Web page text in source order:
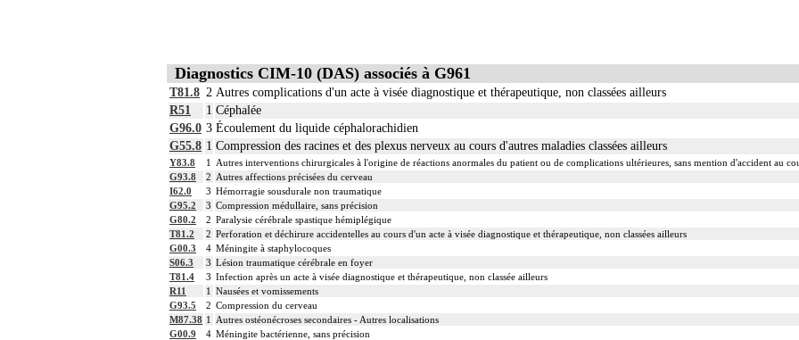
Diagnostics CIM-10 (DAS) associés à G961
T81.8 2 Autres complications d'un acte à visée diagnostique et thérapeutique, non classées ailleurs
R51
1 Céphalée
G96.0 3 Écoulement du liquide céphalorachidien
G55.8 1 Compression des racines et des plexus nerveux au cours d'autres maladies classées ailleurs
Y83.8 1
Autres interventions chirurgicales à l'origine de réactions anormales du patient ou de complications ultérieures, sans mention d'accident au
G93.8
2 Autres affections précisées du cerveau
I62.0
3 Hémorragie sousdurale non traumatique
G95.2
3 Compression médullaire, sans précision
G80.2
2 Paralysie cérébrale spastique hémiplégique
T81.2
2 Perforation et déchirure accidentelles au cours d'un acte à visée diagnostique et thérapeutique, non classées ailleurs
G00.3
4 Méningite à staphylocoques
S06.3
3 Lésion traumatique cérébrale en foyer
T81.4
3 Infection après un acte à visée diagnostique et thérapeutique, non classée ailleurs
R11
1 Nausées et vomissements
G93.5
2 Compression du cerveau
M87.38 1
Autres ostéonécroses secondaires - Autres localisations
G00.9
4 Méningite bactérienne, sans précision